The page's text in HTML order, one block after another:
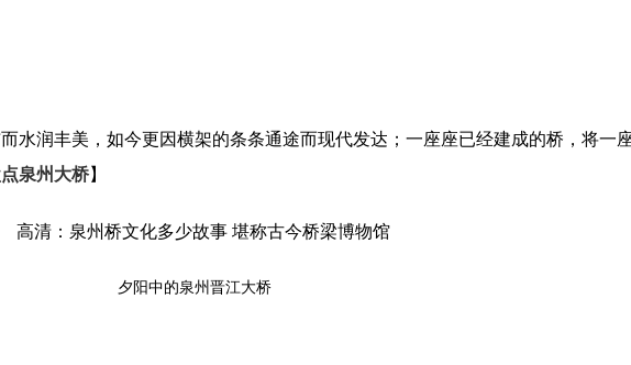
水润丰美，如今更因横架的条条通途而现代发达；一座座已经建成的桥，将一
泉州大桥】
夕阳中的泉州晋江大桥